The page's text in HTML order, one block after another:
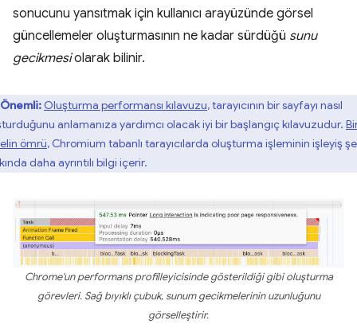
sonucunu yansıtmak için kullanıcı arayüzünde görsel
güncellemeler oluşturmasının ne kadar sürdüğü sunu
gecikmesiolarak bilinir.
Önemli: Oluşturma performansı kılavuzu, tarayıcının bir sayfayı nasıl
anlamanıza yardımcı olacak iyi bir başlangıç kılavuzudur.
ömrü, Chromium tabanlı tarayıcılarda oluşturma işleminin işleyiş
daha ayrıntılı bilgi içerir.
Chrome'un performans profilleyicisinde gösterildiği gibi oluşturma
görevleri. Sağ bıyıklı çubuk, sunum gecikmelerinin uzunluğunu
görselleştirir.